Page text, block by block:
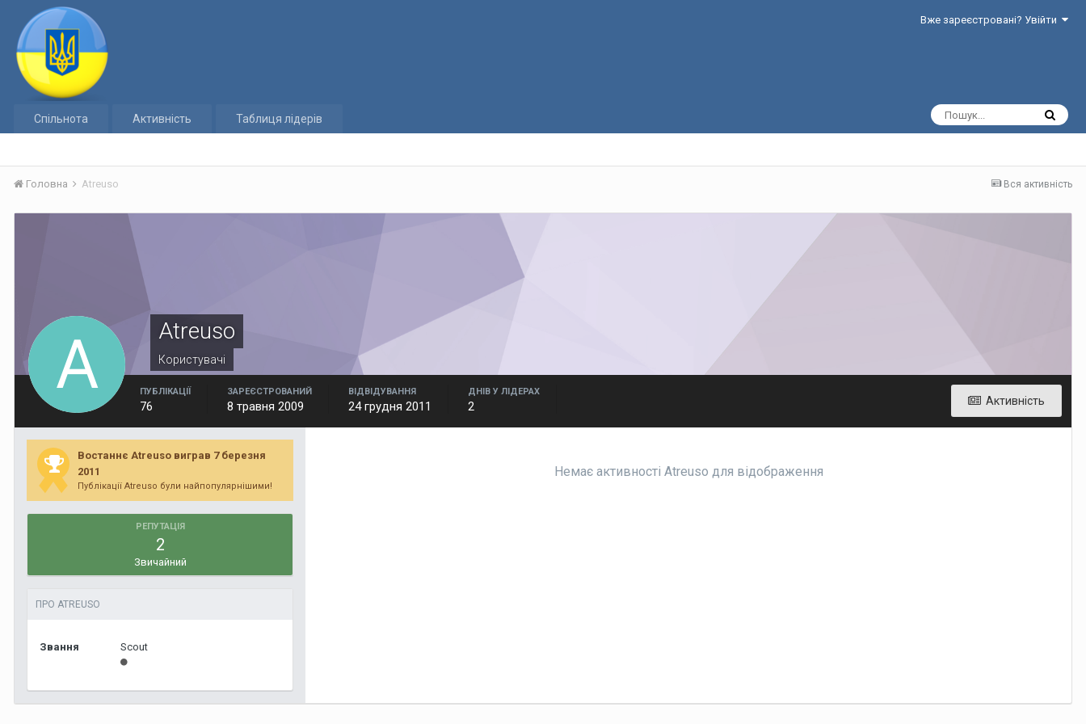
Вже зареєстровані? Увійти
Спільнота Активність Таблиця лідерів
Вся активність
Головна Atreuso
Atreuso
Користувачі
Активність
ПУБЛІКАЦІЇ
76
ЗАРЕЄСТРОВАНИЙ
8 травня 2009
ВІДВІДУВАННЯ
24 грудня 2011
ДНІВ У ЛІДЕРАХ
2
Востаннє Atreuso виграв 7 березня
2011
Публікації Atreuso були найпопулярнішими!
РЕПУТАЦІЯ
2
Звичайний
ПРО ATREUSO
Звання Scout
Немає активності Atreuso для відображення